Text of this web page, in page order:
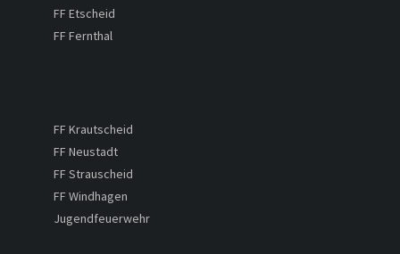
FF Etscheid
FF Fernthal
FF Krautscheid
FF Neustadt
FF Strauscheid
FF Windhagen
Jugendfeuerwehr